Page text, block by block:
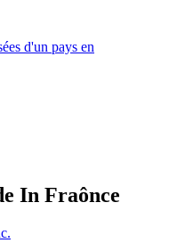
d'un pays en
In Fraônce